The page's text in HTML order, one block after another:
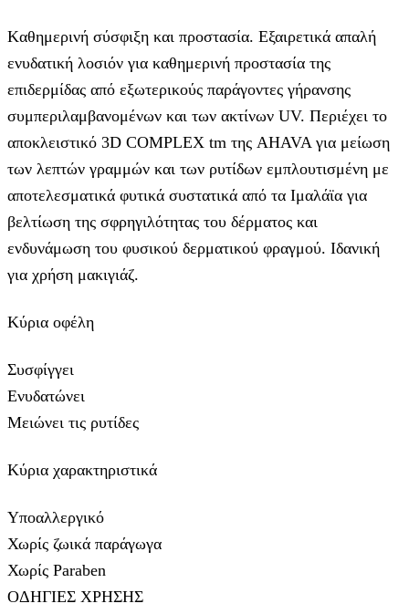
Kαθημερινή σύσφιξη και προστασία. Εξαιρετικά απαλή
ενυδατική λοσιόν για καθημερινή προστασία της
επιδερμίδας από εξωτερικούς παράγοντες γήρανσης
συμπεριλαμβανομένων και των ακτίνων UV. Περιέχει το
αποκλειστικό 3D COMPLEX tm της AHAVA για μείωση
των λεπτών γραμμών και των ρυτίδων εμπλουτισμένη με
αποτελεσματικά φυτικά συστατικά από τα Ιμαλάϊα για
βελτίωση της σφρηγιλότητας του δέρματος και
ενδυνάμωση του φυσικού δερματικού φραγμού. Ιδανική
για χρήση μακιγιάζ.
Κύρια οφέλη
Συσφίγγει
Ενυδατώνει
Μειώνει τις ρυτίδες
Κύρια χαρακτηριστικά
Υποαλλεργικό
Χωρίς ζωικά παράγωγα
Χωρίς Paraben
ΟΔΗΓΙΕΣ ΧΡΗΣΗΣ